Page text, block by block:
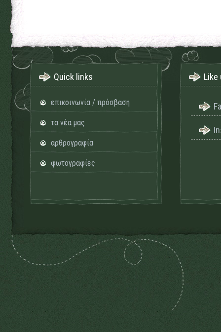
Quick links
επικοινωνία / πρόσβαση
τα νέα μας
αρθρογραφία
φωτογραφίες
Like